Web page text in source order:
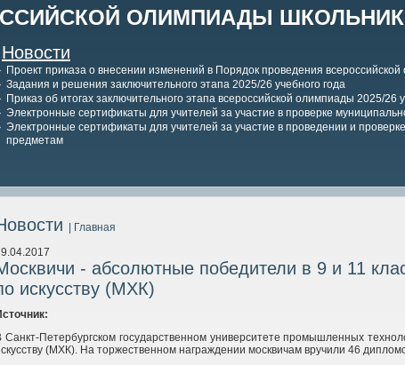
ОЛИМПИАДЫ
Новости
Проект приказа о внесении изменений в Порядок проведения
Задания и решения заключительного этапа 2025/26 учебного года
Приказ об итогах заключительного этапа всероссийской олимпиады 2025/26
Электронные сертификаты для учителей за участие в проверке
Электронные сертификаты для учителей за участие в проведении и
предметам
| Главная
- абсолютные победители в 9 и 11
искусству (МХК)
Санкт-Петербургском государственном университете промышленных
(МХК). На торжественном награждении москвичам вручили 46